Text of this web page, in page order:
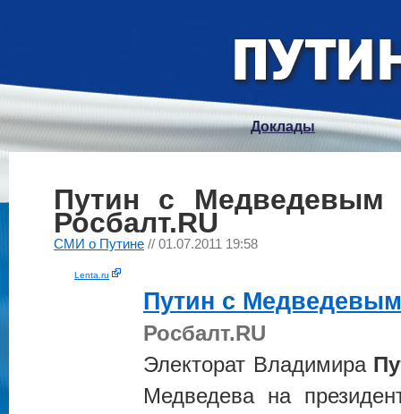
Доклады
Путин с Медведевым
Росбалт.RU
СМИ о Путине // 01.07.2011 19:58
Lenta.ru
Путин с Медведевым
Росбалт.RU
Электорат Владимира
Медведева на